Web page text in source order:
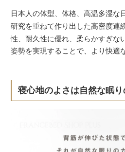
日本人の体型、体格、高温多湿な
研究を重ねて作り出した高密度連
性、耐久性に優れ、柔らかすぎな
姿勢を実現することで、より快適
寝心地のよさは自然な眠